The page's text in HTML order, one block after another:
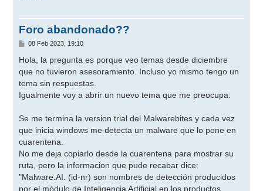
Foro abandonado??
M
n
a
j
e
08 Feb 2023, 19:10
Hola, la pregunta es porque veo temas desde diciembre
que no tuvieron asesoramiento. Incluso yo mismo tengo un
tema sin respuestas.
Igualmente voy a abrir un nuevo tema que me preocupa:
Se me termina la version trial del Malwarebites y cada vez
que inicia windows me detecta un malware que lo pone en
cuarentena.
No me deja copiarlo desde la cuarentena para mostrar su
ruta, pero la informacion que pude recabar dice:
"Malware.AI. (id-nr) son nombres de detección producidos
por el módulo de Inteligencia Artificial en los productos